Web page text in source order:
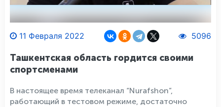
11 Февраля 2022 5096
Ташкентская область гордится своими
спортсменами
В настоящее время телеканал “Nurafshon”,
работающий в тестовом режиме, достаточно